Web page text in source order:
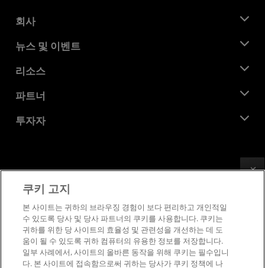
회사
AMD 소개
기업의 사회적 책임
채용
문의하기
뉴스 및 이벤트
뉴스룸
미디어 라이브러리
리소스
개발자 센트럴
사례 연구
파트너
AMD 파트너 허브
투자자
이사위원회
거버넌스 문서
SEC 신고서
상표
공급망 투명성
공정 및 공개 경쟁
영국 세금 전략
쿠키 정책
쿠키 고지
본 사이트는 귀하의 브라우징 경험이 보다 편리하고 개인적일
수 있도록 당사 및 당사 파트너의 쿠키를 사용합니다. 쿠키는
귀하를 위한 당 사이트의 효율성 및 관련성을 개선하는 데 도
움이 될 수 있도록 귀하 컴퓨터의 유용한 정보를 저장합니다.
일부 사례에서, 사이트의 올바른 동작을 위해 쿠키는 필수입니
다. 본 사이트에 접속함으로써 귀하는 당사가 쿠키 정책에 나